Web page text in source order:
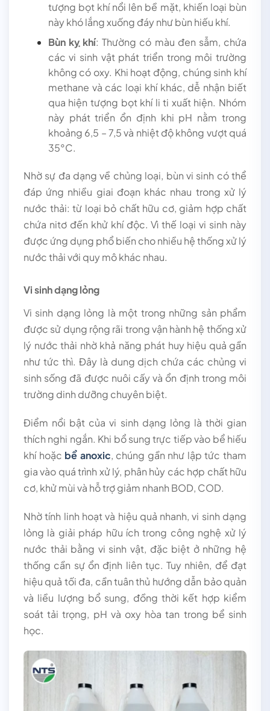
tượng bọt khí nổi lên bề mặt, khiến loại bùn
này khó lắng xuống đáy như bùn hiếu khí.
Bùn kỵ khí: Thường có màu đen sẫm, chứa
các vi sinh vật phát triển trong môi trường
không có oxy. Khi hoạt động, chúng sinh khí
methane và các loại khí khác, dễ nhận biết
qua hiện tượng bọt khí li ti xuất hiện. Nhóm
này phát triển ổn định khi pH nằm trong
khoảng 6,5 – 7,5 và nhiệt độ không vượt quá
35°C.
Nhờ sự đa dạng về chủng loại, bùn vi sinh có thể
đáp ứng nhiều giai đoạn khác nhau trong xử lý
nước thải: từ loại bỏ chất hữu cơ, giảm hợp chất
chứa nitơ đến khử khí độc. Vì thế loại vi sinh này
được ứng dụng phổ biến cho nhiều hệ thống xử lý
nước thải với quy mô khác nhau.
Vi sinh dạng lỏng
Vi sinh dạng lỏng là một trong những sản phẩm
được sử dụng rộng rãi trong vận hành hệ thống xử
lý nước thải nhờ khả năng phát huy hiệu quả gần
như tức thì. Đây là dung dịch chứa các chủng vi
sinh sống đã được nuôi cấy và ổn định trong môi
trường dinh dưỡng chuyên biệt.
Điểm nổi bật của vi sinh dạng lỏng là thời gian
thích nghi ngắn. Khi bổ sung trực tiếp vào bể hiếu
khí hoặc bể anoxic, chúng gần như lập tức tham
gia vào quá trình xử lý, phân hủy các hợp chất hữu
cơ, khử mùi và hỗ trợ giảm nhanh BOD, COD.
Nhờ tính linh hoạt và hiệu quả nhanh, vi sinh dạng
lỏng là giải pháp hữu ích trong công nghệ xử lý
nước thải bằng vi sinh vật, đặc biệt ở những hệ
thống cần sự ổn định liên tục. Tuy nhiên, để đạt
hiệu quả tối đa, cần tuân thủ hướng dẫn bảo quản
và liều lượng bổ sung, đồng thời kết hợp kiểm
soát tải trọng, pH và oxy hòa tan trong bể sinh
học.